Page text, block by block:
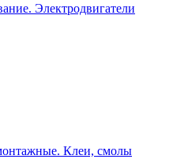
Электродвигатели
Клеи, смолы